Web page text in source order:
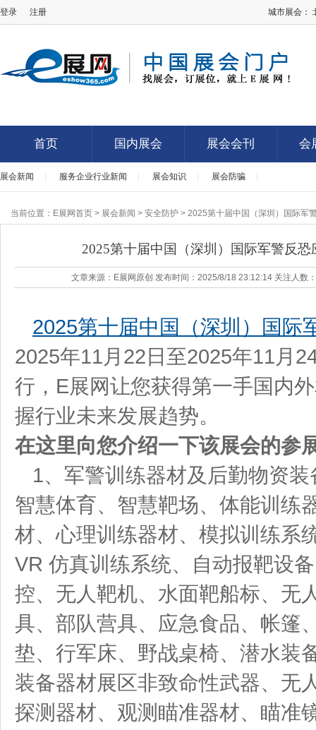
登录 注册 城市展会：
首页 国内展会
国内展会
展会会刊
展会会刊
会
展会新闻 服务企业行业新闻 展会知识 展会防骗
当前位置： E展网首页 > 展会新闻 > 安全防护 > 2025第十届中国（深圳）国际军
2025第十届中国（深圳）国际军警反
文章来源：E展网原创 发布时间：2025/8/18 23:12:14 关注人数：
2025第十届中国（深圳）国际
2025年11月22日至2025年11月
行，E展网让您获得第一手国内
握行业未来发展趋势。
在这里向您介绍一下该展会的参
1、军警训练器材及后勤物资
智慧体育、智慧靶场、体能训练
材、心理训练器材、模拟训练系
VR 仿真训练系统、自动报靶设
控、无人靶机、水面靶船标、无
具、部队营具、应急食品、帐篷
垫、行军床、野战桌椅、潜水装
装备器材展区非致命性武器、无
探测器材、观测瞄准器材、瞄准